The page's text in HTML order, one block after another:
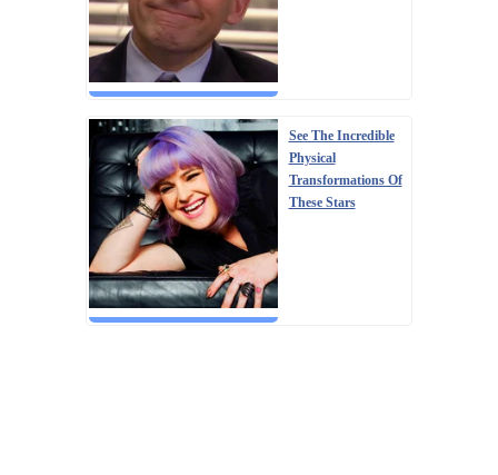
See The Incredible
Physical
Transformations Of
These Stars